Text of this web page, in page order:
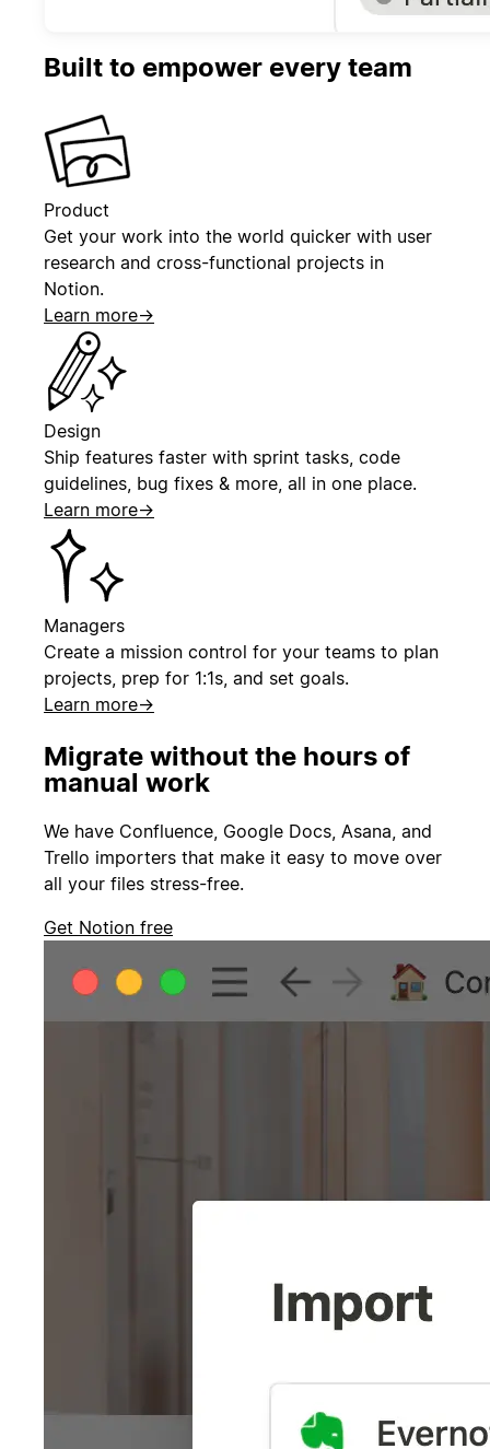
Built to empower every team
Product
Get your work into the world quicker with user
research and cross-functional projects in
Notion.
Learn more→
Design
Ship features faster with sprint tasks, code
guidelines, bug fixes & more, all in one place.
Learn more→
Managers
Create a mission control for your teams to plan
projects, prep for 1:1s, and set goals.
Learn more→
Migrate without the hours of
manual work
We have Confluence, Google Docs, Asana, and
Trello importers that make it easy to move over
all your files stress-free.
Get Notion free